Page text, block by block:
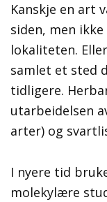
Kanskje en art
siden, men
lokaliteten.
samlet et sted
tidligere.
utarbeidelsen
arter) og
I nyere tid
molekylære